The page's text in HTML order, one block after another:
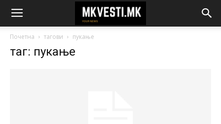
Почетна тагови пукање
таг: пукање